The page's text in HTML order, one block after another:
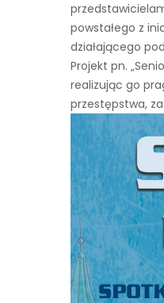
powstałego z
działającego
Projekt pn.
realizując go
przestępstwa,